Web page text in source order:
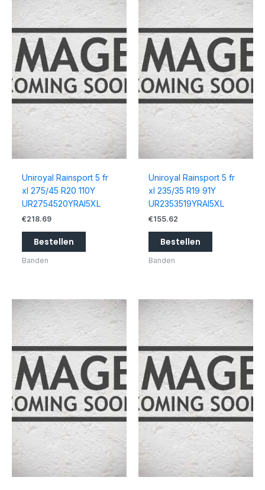
Uniroyal Rainsport 5 fr
xl 275/45 R20 110Y
UR2754520YRAI5XL
€218.69
Bestellen
Banden
Uniroyal Rainsport 5 fr
xl 235/35 R19 91Y
UR2353519YRAI5XL
€155.62
Bestellen
Banden